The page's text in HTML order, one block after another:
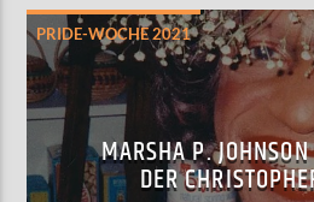
AKTUELLER TRACK
BREADANDBUTTER
EL PERRO DEL MAR
PRIDE-WOCHE 2021
MARSHA P.
DER